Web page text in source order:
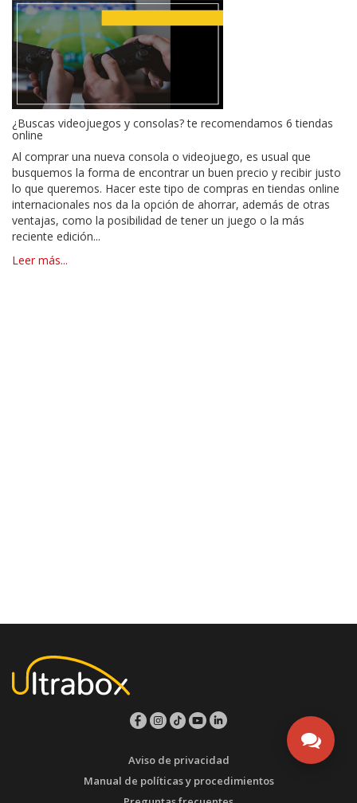
¿Buscas videojuegos y consolas? te recomendamos 6 tiendas
online
Al comprar una nueva consola o videojuego, es usual que
busquemos la forma de encontrar un buen precio y recibir justo
lo que queremos. Hacer este tipo de compras en tiendas online
internacionales nos da la opción de ahorrar, además de otras
ventajas, como la posibilidad de tener un juego o la más
reciente edición...
Leer más...
Aviso de privacidad
Manual de políticas y procedimientos